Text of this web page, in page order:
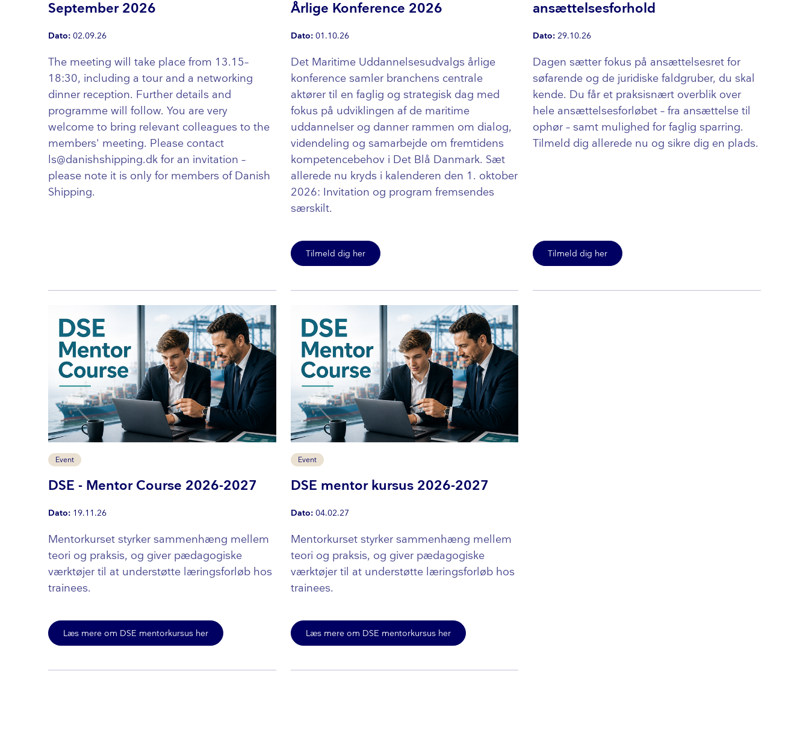
September 2026
Dato: 02.09.26
The meeting will take place from 13.15–
18:30, including a tour and a networking
dinner reception. Further details and
programme will follow. You are very
welcome to bring relevant colleagues to the
members' meeting. Please contact
ls@danishshipping.dk for an invitation –
please note it is only for members of Danish
Shipping.
Årlige Konference 2026
Dato: 01.10.26
Det Maritime Ud­dan­nel­ses­ud­valgs årlige
konference samler branchens centrale
aktører til en faglig og strategisk dag med
fokus på udviklingen af de maritime
uddannelser og danner rammen om dialog,
videndeling og samarbejde om fremtidens
kom­pe­ten­ce­be­hov i Det Blå Danmark. Sæt
allerede nu kryds i kalenderen den 1. oktober
2026: Invitation og program fremsendes
særskilt.
Tilmeld dig her
ansættelsesforhold
Dato: 29.10.26
Dagen sætter fokus på ansættelsesret for
søfarende og de juridiske faldgruber, du skal
kende. Du får et praksisnært overblik over
hele an­sæt­tel­ses­for­lø­bet – fra ansættelse til
ophør – samt mulighed for faglig sparring.
Tilmeld dig allerede nu og sikre dig en plads.
Tilmeld dig her
Event
DSE - Mentor Course 2026-2027
Dato: 19.11.26
Mentorkurset styrker sammenhæng mellem
teori og praksis, og giver pædagogiske
værktøjer til at understøtte læringsforløb hos
trainees.
Læs mere om DSE mentorkursus her
Event
DSE mentor kursus 2026-2027
Dato: 04.02.27
Mentorkurset styrker sammenhæng mellem
teori og praksis, og giver pædagogiske
værktøjer til at understøtte læringsforløb hos
trainees.
Læs mere om DSE mentorkursus her